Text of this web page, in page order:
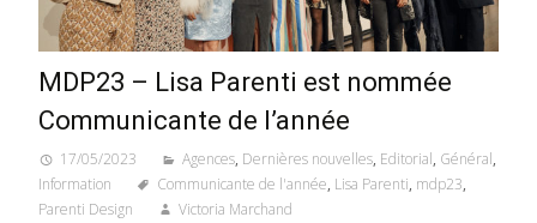
MDP23 – Lisa Parenti est nommée
Communicante de l’année
17/05/2023 Agences, Dernières nouvelles, Editorial, Général,
Information
Communicante de l'année, Lisa Parenti, mdp23,
Parenti Design
Victoria Marchand